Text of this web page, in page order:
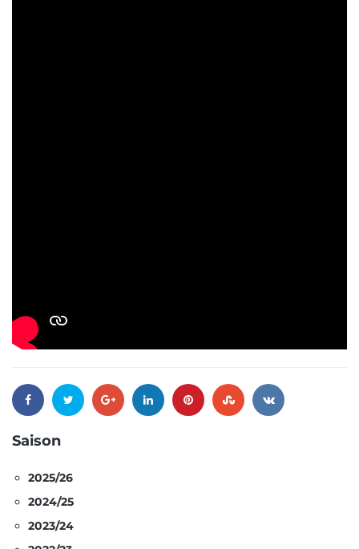
Saison
2025/26
2024/25
2023/24